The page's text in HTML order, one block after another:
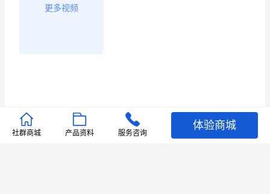
更多视频
推荐文章
社群商城 产品资料 服务咨询
体验商城